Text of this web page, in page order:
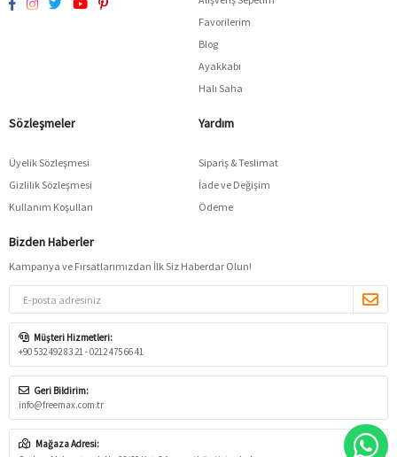
Favorilerim
Blog
Ayakkabı
Halı Saha
Sözleşmeler
Üyelik Sözleşmesi
Gizlilik Sözleşmesi
Kullanım Koşulları
Yardım
Sipariş & Teslimat
İade ve Değişim
Ödeme
Bizden Haberler
Kampanya ve Fırsatlarımızdan İlk Siz Haberdar Olun!
Müşteri Hizmetleri:
+90 532 492 83 21 - 0212 475 66 41
Geri Bildirim:
info@freemax.com.tr
Mağaza Adresi: